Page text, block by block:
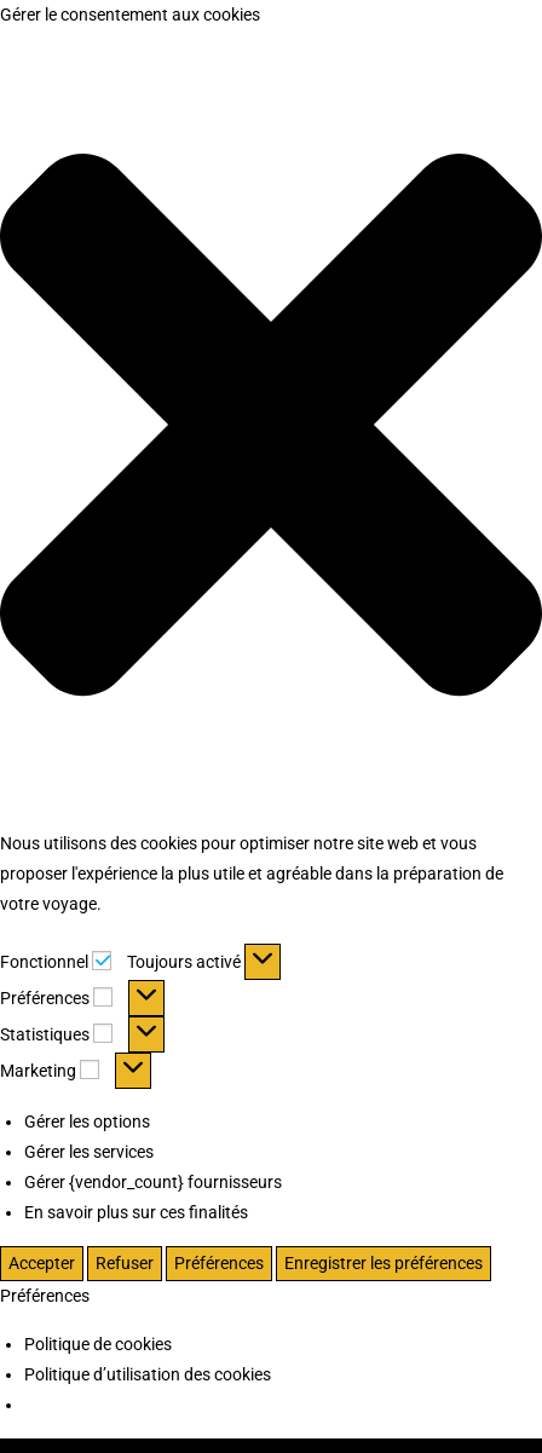
Gérer le consentement aux cookies
Nous utilisons des cookies pour optimiser notre site web et vous
proposer l'expérience la plus utile et agréable dans la préparation de
votre voyage.
Fonctionnel Fonctionnel
Toujours activé
Préférences
Préférences
Statistiques Statistiques
Marketing Marketing
Gérer les options
Gérer les services
Gérer {vendor_count} fournisseurs
En savoir plus sur ces finalités
Accepter Refuser Préférences
Enregistrer les préférences
Préférences
Politique de cookies
Politique d’utilisation des cookies